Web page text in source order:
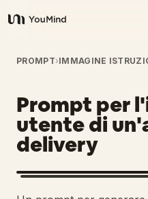
YouMind
Panoramica
Casi d'uso
Abilità
Prompt
PROMPT›IMMAGINE
Prompt per
utente di
delivery